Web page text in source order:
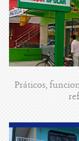
Práticos,